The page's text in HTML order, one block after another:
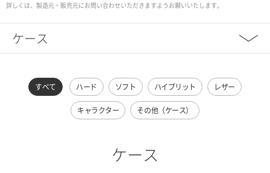
詳しくは、製造元・販売元にお問い合わせいただきますようお願いいたします。
ケース
すべて ハード ソフト ハイブリット レザー
キャラクター その他（ケース）
ケース